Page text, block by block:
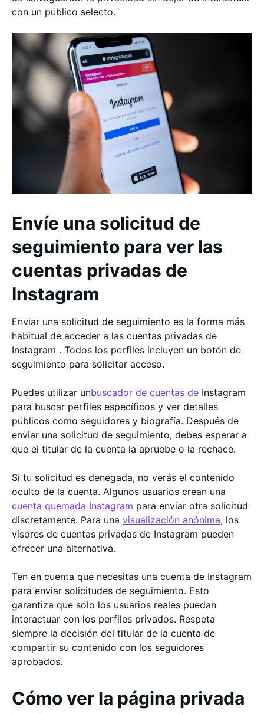
con un público selecto.
Envíe una solicitud de
seguimiento para ver las
cuentas privadas de
Instagram
Enviar una solicitud de seguimiento es la forma más
habitual de acceder a las cuentas privadas de
Instagram . Todos los perfiles incluyen un botón de
seguimiento para solicitar acceso.
Puedes utilizar unbuscador de cuentas de Instagram
para buscar perfiles específicos y ver detalles
públicos como seguidores y biografía. Después de
enviar una solicitud de seguimiento, debes esperar a
que el titular de la cuenta la apruebe o la rechace.
Si tu solicitud es denegada, no verás el contenido
oculto de la cuenta. Algunos usuarios crean una
cuenta quemada Instagram para enviar otra solicitud
discretamente. Para una visualización anónima, los
visores de cuentas privadas de Instagram pueden
ofrecer una alternativa.
Ten en cuenta que necesitas una cuenta de Instagram
para enviar solicitudes de seguimiento. Esto
garantiza que sólo los usuarios reales puedan
interactuar con los perfiles privados. Respeta
siempre la decisión del titular de la cuenta de
compartir su contenido con los seguidores
aprobados.
Cómo ver la página privada